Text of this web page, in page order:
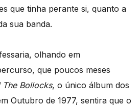
que tinha perante si, quanto a
sua banda.
olhando em
que poucos meses
The Bollocks, o único álbum dos
Outubro de 1977, sentira que o